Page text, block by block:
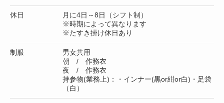
休日
月に4日～8日（シフト制）
※時期によって異なります
※たすき掛け休日あり
制服
男女共用
朝 / 作務衣
夜 / 作務衣
持参物(業務上)：・インナー(黒or紺or白)・足袋
（白）